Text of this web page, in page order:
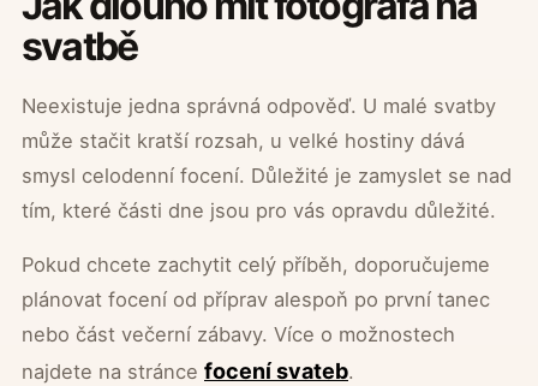
svatbě
Neexistuje jedna správná odpověď. U malé svatby
může stačit kratší rozsah, u velké hostiny dává
smysl celodenní focení. Důležité je zamyslet se nad
tím, které části dne jsou pro vás opravdu důležité.
Pokud chcete zachytit celý příběh, doporučujeme
plánovat focení od příprav alespoň po první tanec
nebo část večerní zábavy. Více o možnostech
najdete na stránce focení svateb.